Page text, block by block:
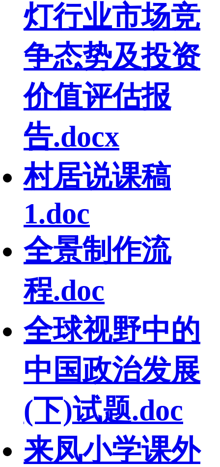
灯行业市场竞
争态势及投资
价值评估报
告.docx
村居说课稿
1.doc
全景制作流
程.doc
全球视野中的
中国政治发展
(下)试题.doc
来凤小学课外